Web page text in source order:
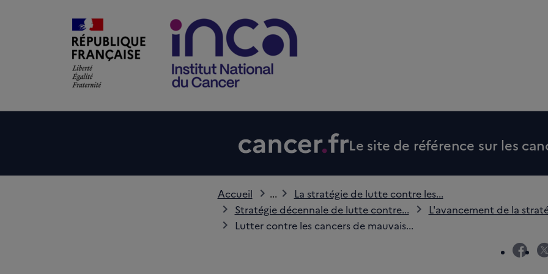
Le site de référence sur les
Accueil ...
La stratégie de lutte contre les...
Stratégie décennale de lutte contre...
L'avancement de la
Lutter contre les cancers de mauvais...